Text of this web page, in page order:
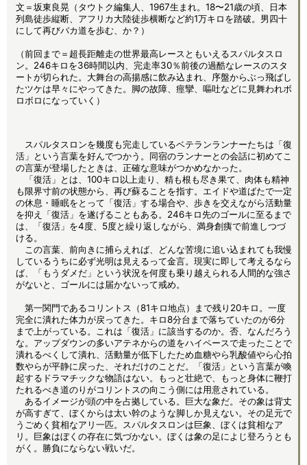
文＝坂東良晃（タウトク編集人、1967生まれ。18〜21歳の頃、日本
列島徒歩縦断、アフリカ大陸徒歩横断など約1万キロを踏破。男四十
にして再びバカ道を歩む、か？）
（前回まで＝超長距離走の世界最高レースともいえるスパルタスロ
ン。246キロを36時間以内、完走率30％前後の過酷なレースのスタ
ートが切られた。大舞台の高揚感に飲み込まれ、序盤からぶっ飛ばし
たツケは早々にやってきた。脚の故障、痙攣、嘔吐などに見舞われボ
ロボロになっていく）
スパルタスロンを幾度も完走しているベテランランナーたちは「復
活」という言葉を好んでつかう。同宿のランナーとの会話に初めてこ
の言葉が登場したときは、正確な意味がつかめなかった。
「復活」とは、100キロ以上走り、精も根も尽き果て、肉体も精神
も限界寸前の状態から、再び蘇ることを指す。エイドや道ばたで一定
の休息・睡眠をとって「復活」する場合や、歩きを交えながら活動量
を抑え「復活」を遂げることもある。246キロ先のゴールに至るまで
は、「復活」を4度、5度と繰り返しながら、満身創痍で前進しつづ
ける。
この言葉、前向きに捕らえれば、どんな苦境に追い込まれても我慢
しているうちに必ず光明は見えるって金言。現実に即して考えるなら
ば、「もうダメだ」という状況を何度も乗り越えられる人間的な強さ
がないと、ゴールには届かないって戒め。
第一関門であるコリントス（81キロ地点）まで残り20キロ。一度
完全に潰れた体力が戻ってきた。キロ8分台まで落ちていたのが6分
まで上がっている。これは「復活」に該当するのか。否、なんだろう
な。アップダウンの多いアテネからの道をハイペースで走ったことで
潰れるべくして潰れ、活動量が低下したため血糖やら乳酸値やら心拍
数やらが平静に戻った、それだけのことだ。「復活」という言葉が喚
起するドラマチックな物語はない。もっと壮絶で、もっと身体に鞭打
たれるべき道のりがコリントスの向こう側には用意されている。
あるイメージが頭の中を占拠している。巨大な象だ。その象は背丈
が高すぎて、ぼくからは太い幹のような脚しか見えない。その足元で
うごめく貧相なアリ一匹。スパルタスロンは巨象、ぼくは貧相なア
リ。巨象はぼくの存在に気づかない。ぼくは象の足によじ登ろうとも
がく。勝負にならない戦いだ。